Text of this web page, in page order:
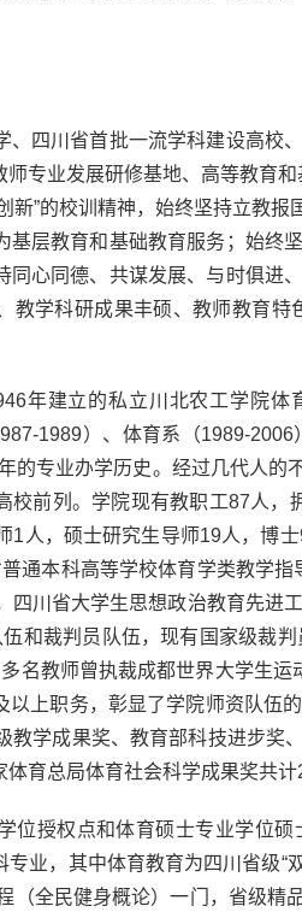
、四川省首批一流学科建设高校
专业发展研修基地、高等教育
新”的校训精神，始终坚持立教
基层教育和基础教育服务；始终
同心同德、共谋发展、与时俱进
教学科研成果丰硕、教师教育
年建立的私立川北农工学院
1989）、体育系（1989-
的专业办学历史。经过几代人
校前列。学院现有教职工87人
1人，硕士研究生导师19人，博
通本科高等学校体育学类教学
四川省大学生思想政治教育先进
和裁判员队伍，现有国家级裁
名教师曾执裁成都世界大学生
以上职务，彰显了学院师资队伍
教学成果奖、教育部科技进步奖
育总局体育社会科学成果奖共计
位授权点和体育硕士专业学位
业，其中体育教育为四川省级
（全民健身概论）一门，省级